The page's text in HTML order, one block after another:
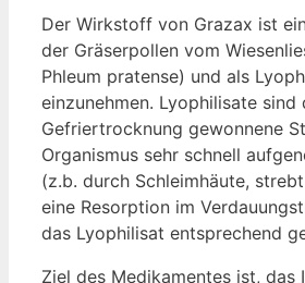
Der Wirkstoff von Grazax ist
der Gräserpollen vom
Phleum pratense) und als
einzunehmen. Lyophilisate sind
Gefriertrocknung gewonnene
Organismus sehr schnell
(z.b. durch Schleimhäute,
eine Resorption im
das Lyophilisat entsprechend
Ziel des Medikamentes ist, das